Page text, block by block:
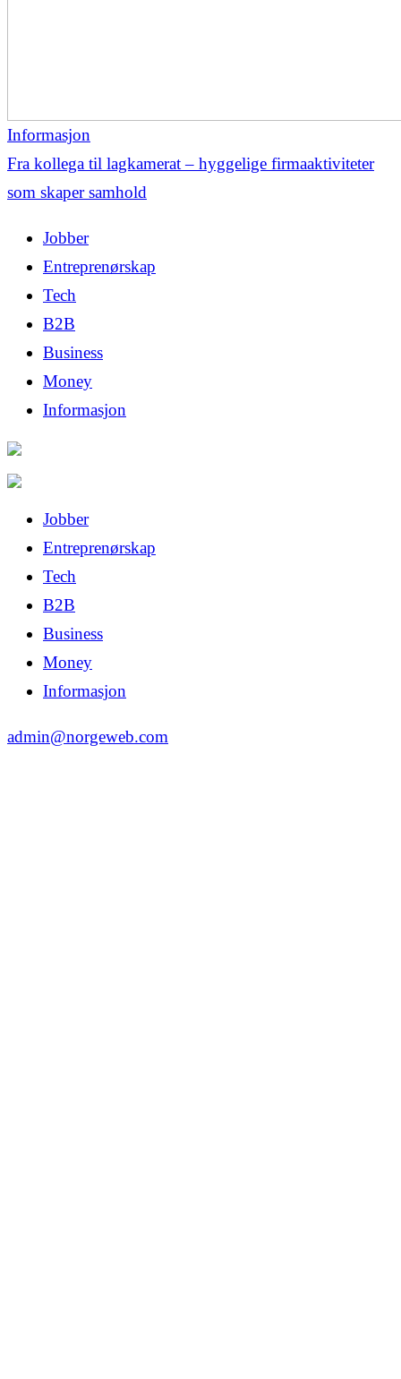
Informasjon
Fra kollega til lagkamerat – hyggelige firmaaktiviteter
som skaper samhold
Jobber
Entreprenørskap
Tech
B2B
Business
Money
Informasjon
Jobber
Entreprenørskap
Tech
B2B
Business
Money
Informasjon
admin@norgeweb.com